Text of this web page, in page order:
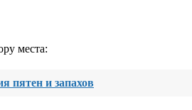
места:
пятен и запахов